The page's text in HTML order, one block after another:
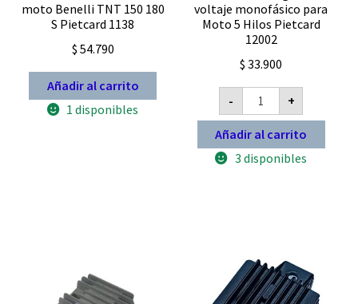
moto Benelli TNT 150 180
S Pietcard 1138
$ 54.790
Añadir al carrito
1 disponibles
voltaje monofásico para
Moto 5 Hilos Pietcard
12002
$ 33.900
-
Rectificador
Regulador
voltaje
monofásico
para
Moto
+
Añadir al carrito
3 disponibles